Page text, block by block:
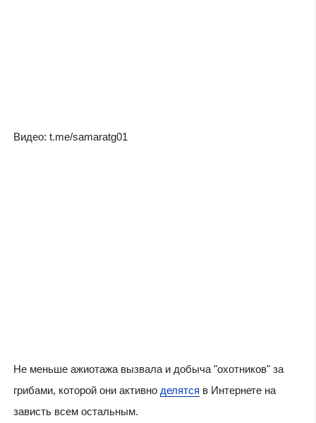
Видео: t.me/samaratg01
Не меньше ажиотажа вызвала и добыча "охотников" за
грибами, которой они активно делятся в Интернете на
зависть всем остальным.